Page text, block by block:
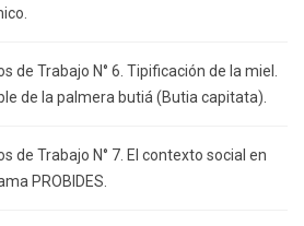
de Trabajo N° 6. Tipificación de la miel.
de la palmera butiá (Butia capitata).
de Trabajo N° 7. El contexto social en
PROBIDES.